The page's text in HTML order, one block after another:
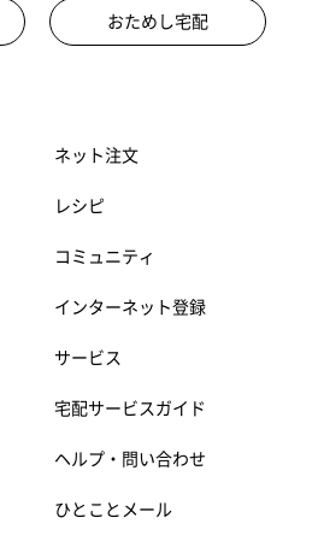
おためし宅配
ネット注文
レシピ
コミュニティ
インターネット登録
サービス
宅配サービスガイド
ヘルプ・問い合わせ
ひとことメール